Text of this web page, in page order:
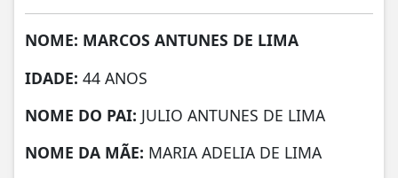
NOME: MARCOS ANTUNES DE LIMA
IDADE: 44 ANOS
NOME DO PAI: JULIO ANTUNES DE LIMA
NOME DA MÃE: MARIA ADELIA DE LIMA